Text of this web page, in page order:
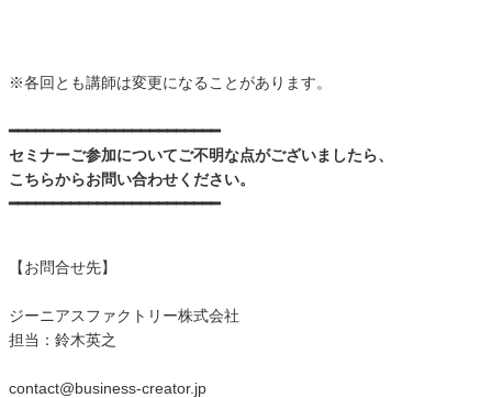
※各回とも講師は変更になることがあります。
━━━━━━━━━━━━━━━━━━━━━━━━
セミナーご参加についてご不明な点がございましたら、
こちらからお問い合わせください。
━━━━━━━━━━━━━━━━━━━━━━━━
【お問合せ先】
ジーニアスファクトリー株式会社
担当：鈴木英之
contact@business-creator.jp